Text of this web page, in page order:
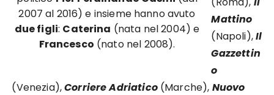
2007 al 2016) e insieme hanno avuto
due figli: Caterina (nata nel 2004) e
Francesco (nato nel 2008).
Mattino
(Napoli),Il
Gazzettin
o
(Venezia),Corriere Adriatico(Marche), Nuovo